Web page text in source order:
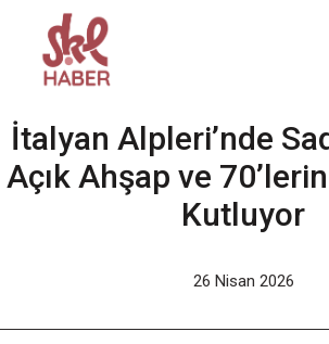
İtalyan Alpleri’nde
Açık Ahşap ve
Kutluyor
26 Nisan 2026